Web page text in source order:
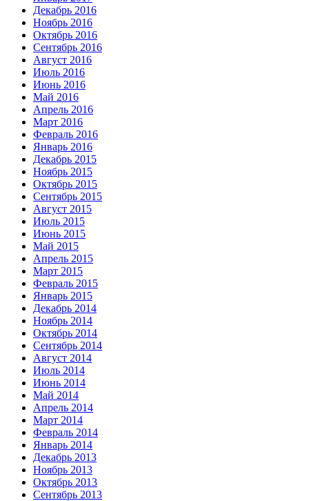
Декабрь 2016
Ноябрь 2016
Октябрь 2016
Сентябрь 2016
Август 2016
Июль 2016
Июнь 2016
Май 2016
Апрель 2016
Март 2016
Февраль 2016
Январь 2016
Декабрь 2015
Ноябрь 2015
Октябрь 2015
Сентябрь 2015
Август 2015
Июль 2015
Июнь 2015
Май 2015
Апрель 2015
Март 2015
Февраль 2015
Январь 2015
Декабрь 2014
Ноябрь 2014
Октябрь 2014
Сентябрь 2014
Август 2014
Июль 2014
Июнь 2014
Май 2014
Апрель 2014
Март 2014
Февраль 2014
Январь 2014
Декабрь 2013
Ноябрь 2013
Октябрь 2013
Сентябрь 2013